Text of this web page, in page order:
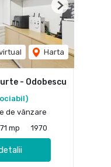
Harta
Next
- Odobescu
de vânzare
71 mp 1970